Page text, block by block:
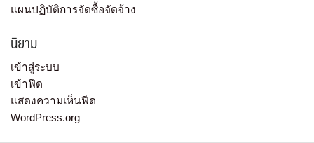
แผนปฏิบัติการจัดซื้อจัดจ้าง
นิยาม
เข้าสู่ระบบ
เข้าฟีด
แสดงความเห็นฟีด
WordPress.org